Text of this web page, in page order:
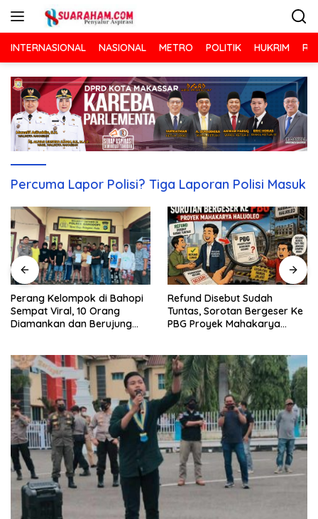
INTERNASIONAL NASIONAL METRO POLITIK HUKRIM
Percuma Lapor Polisi? Tiga Laporan Polisi Masuk
Perang Kelompok di Bahopi
Sempat Viral, 10 Orang
Diamankan dan Berujung
Refund Disebut Sudah
Tuntas, Sorotan Bergeser Ke
PBG Proyek Mahakarya